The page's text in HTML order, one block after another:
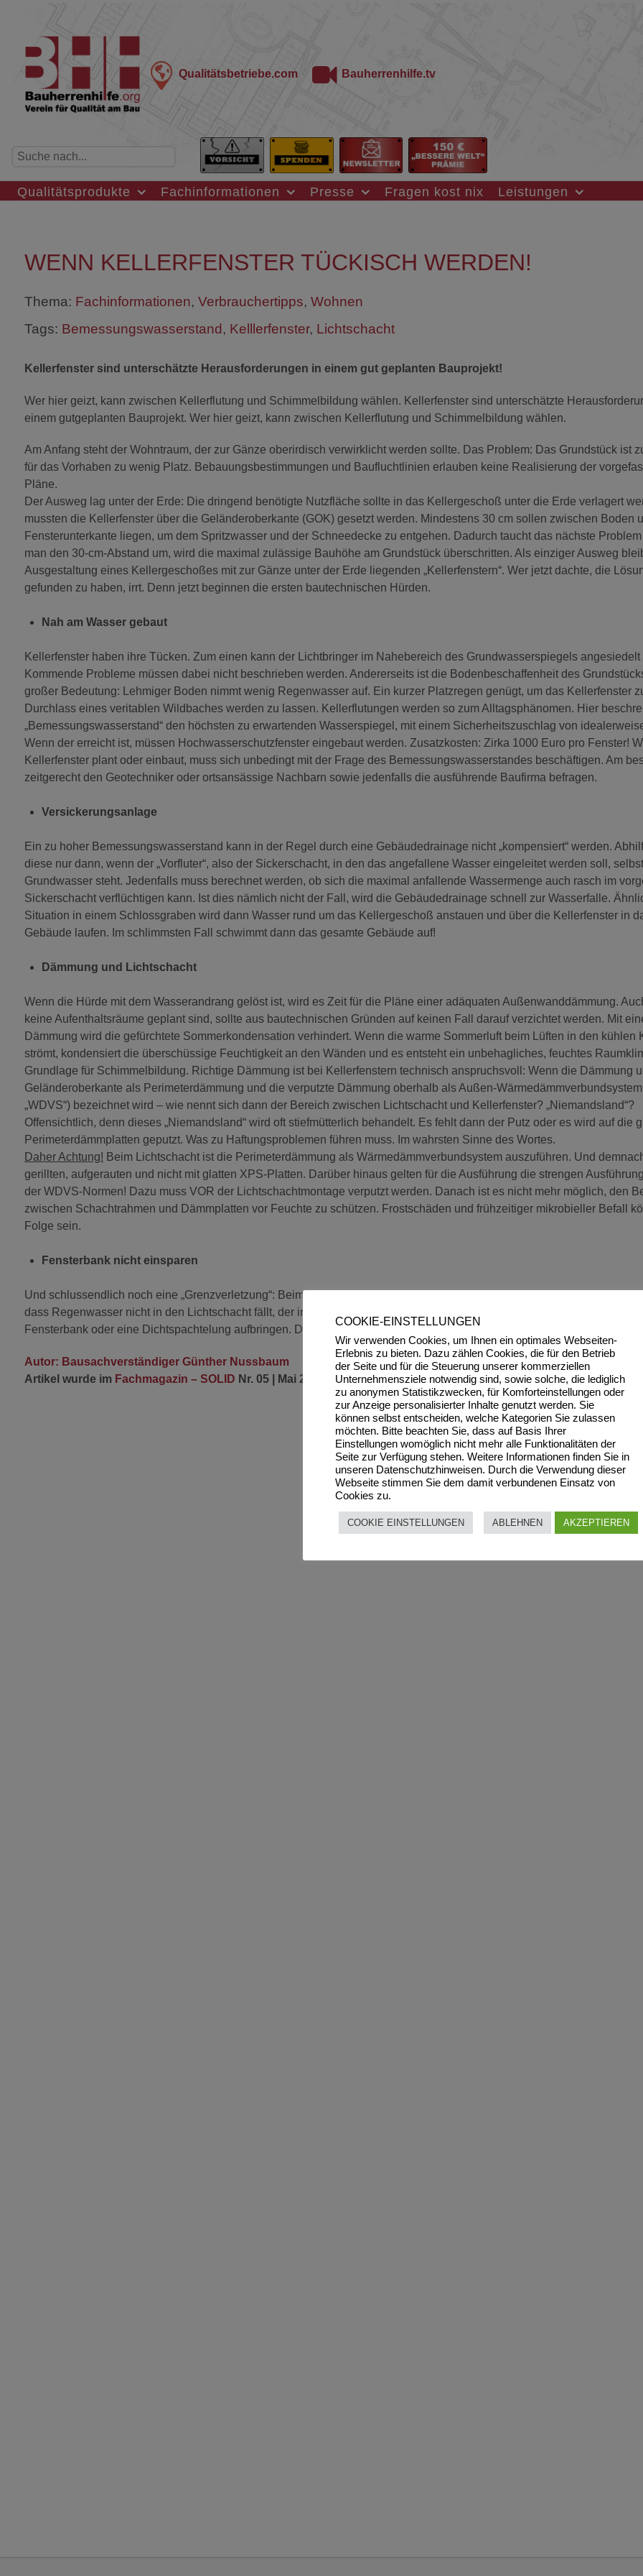
Qualitätsbetriebe.com Bauherrenhilfe.tv
Qualitätsprodukte Fachinformationen Presse Fragen kost nix Leistungen
WENN KELLERFENSTER TÜCKISCH WERDEN!
Thema: Fachinformationen, Verbrauchertipps, Wohnen
Tags: Bemessungswasserstand, Kelllerfenster, Lichtschacht
Kellerfenster sind unterschätzte Herausforderungen in einem gut geplanten Bauprojekt!
Wer hier geizt, kann zwischen Kellerflutung und Schimmelbildung wählen. Kellerfenster sind unterschätzte
einem gutgeplanten Bauprojekt. Wer hier geizt, kann zwischen Kellerflutung und Schimmelbildung wählen.
Am Anfang steht der Wohntraum, der zur Gänze oberirdisch verwirklicht werden sollte. Das Problem: Das Grundstück ist
für das Vorhaben zu wenig Platz. Bebauungsbestimmungen und Baufluchtlinien erlauben keine Realisierung der
Pläne.
Der Ausweg lag unter der Erde: Die dringend benötigte Nutzfläche sollte in das Kellergeschoß unter die Erde verlagert
mussten die Kellerfenster über die Geländeroberkante (GOK) gesetzt werden. Mindestens 30 cm sollen zwischen Boden
Fensterunterkante liegen, um dem Spritzwasser und der Schneedecke zu entgehen. Dadurch taucht das nächste
man den 30-cm-Abstand um, wird die maximal zulässige Bauhöhe am Grundstück überschritten. Als einziger Ausweg
Ausgestaltung eines Kellergeschoßes mit zur Gänze unter der Erde liegenden „Kellerfenstern“. Wer jetzt dachte, die
gefunden zu haben, irrt. Denn jetzt beginnen die ersten bautechnischen Hürden.
Nah am Wasser gebaut
Kellerfenster haben ihre Tücken. Zum einen kann der Lichtbringer im Nahebereich des Grundwasserspiegels angesiedelt
Kommende Probleme müssen dabei nicht beschrieben werden. Andererseits ist die Bodenbeschaffenheit des
großer Bedeutung: Lehmiger Boden nimmt wenig Regenwasser auf. Ein kurzer Platzregen genügt, um das Kellerfenster
Durchlass eines veritablen Wildbaches werden zu lassen. Kellerflutungen werden so zum Alltagsphänomen. Hier
„Bemessungswasserstand“ den höchsten zu erwartenden Wasserspiegel, mit einem Sicherheitszuschlag von
Wenn der erreicht ist, müssen Hochwasserschutzfenster eingebaut werden. Zusatzkosten: Zirka 1000 Euro pro Fenster!
Kellerfenster plant oder einbaut, muss sich unbedingt mit der Frage des Bemessungswasserstandes beschäftigen. Am
zeitgerecht den Geotechniker oder ortsansässige Nachbarn sowie jedenfalls die ausführende Baufirma befragen.
Versickerungsanlage
Ein zu hoher Bemessungswasserstand kann in der Regel durch eine Gebäudedrainage nicht „kompensiert“ werden.
diese nur dann, wenn der „Vorfluter“, also der Sickerschacht, in den das angefallene Wasser eingeleitet werden soll,
Grundwasser steht. Jedenfalls muss berechnet werden, ob sich die maximal anfallende Wassermenge auch rasch im
Sickerschacht verflüchtigen kann. Ist dies nämlich nicht der Fall, wird die Gebäudedrainage schnell zur Wasserfalle.
Situation in einem Schlossgraben wird dann Wasser rund um das Kellergeschoß anstauen und über die Kellerfenster in
Gebäude laufen. Im schlimmsten Fall schwimmt dann das gesamte Gebäude auf!
Dämmung und Lichtschacht
Wenn die Hürde mit dem Wasserandrang gelöst ist, wird es Zeit für die Pläne einer adäquaten Außenwanddämmung.
keine Aufenthaltsräume geplant sind, sollte aus bautechnischen Gründen auf keinen Fall darauf verzichtet werden. Mit
Dämmung wird die gefürchtete Sommerkondensation verhindert. Wenn die warme Sommerluft beim Lüften in den kühlen
strömt, kondensiert die überschüssige Feuchtigkeit an den Wänden und es entsteht ein unbehagliches, feuchtes
Grundlage für Schimmelbildung. Richtige Dämmung ist bei Kellerfenstern technisch anspruchsvoll: Wenn die Dämmung
Geländeroberkante als Perimeterdämmung und die verputzte Dämmung oberhalb als Außen-
„WDVS“) bezeichnet wird – wie nennt sich dann der Bereich zwischen Lichtschacht und Kellerfenster? „Niemandsland“?
Offensichtlich, denn dieses „Niemandsland“ wird oft stiefmütterlich behandelt. Es fehlt dann der Putz oder es wird auf die
Perimeterdämmplatten geputzt. Was zu Haftungsproblemen führen muss. Im wahrsten Sinne des Wortes.
Daher Achtung! Beim Lichtschacht ist die Perimeterdämmung als Wärmedämmverbundsystem auszuführen. Und
gerillten, aufgerauten und nicht mit glatten XPS-Platten. Darüber hinaus gelten für die Ausführung die strengen
der WDVS-Normen! Dazu muss VOR der Lichtschachtmontage verputzt werden. Danach ist es nicht mehr möglich, den
zwischen Schachtrahmen und Dämmplatten vor Feuchte zu schützen. Frostschäden und frühzeitiger mikrobieller Befall
Folge sein.
Fensterbank nicht einsparen
Und schlussendlich noch eine „Grenzverletzung“: Beim Kellerfenster wird die Fensterbank oft weggelassen. Warum? Wer
dass Regenwasser nicht in den Lichtschacht fällt, der irrt. Daher ein
Fensterbank oder eine Dichtspachtelung aufbringen. Dann ist so eine einfache Sache wie ein Kellerfenster rundum
Autor: Bausachverständiger Günther Nussbaum
Artikel wurde im Fachmagazin – SOLID Nr. 05 | Mai 2014– veröffentlicht,Link zur Ursprungsquelle des Artikels
COOKIE-EINSTELLUNGEN
Wir verwenden Cookies, um Ihnen ein optimales Webseiten-
Erlebnis zu bieten. Dazu zählen Cookies, die für den Betrieb
der Seite und für die Steuerung unserer kommerziellen
Unternehmensziele notwendig sind, sowie solche, die lediglich
zu anonymen Statistikzwecken, für Komforteinstellungen oder
zur Anzeige personalisierter Inhalte genutzt werden. Sie
können selbst entscheiden, welche Kategorien Sie zulassen
möchten. Bitte beachten Sie, dass auf Basis Ihrer
Einstellungen womöglich nicht mehr alle Funktionalitäten der
Seite zur Verfügung stehen. Weitere Informationen finden Sie in
unseren Datenschutzhinweisen. Durch die Verwendung dieser
Webseite stimmen Sie dem damit verbundenen Einsatz von
Cookies zu.
COOKIE EINSTELLUNGEN ABLEHNEN AKZEPTIEREN